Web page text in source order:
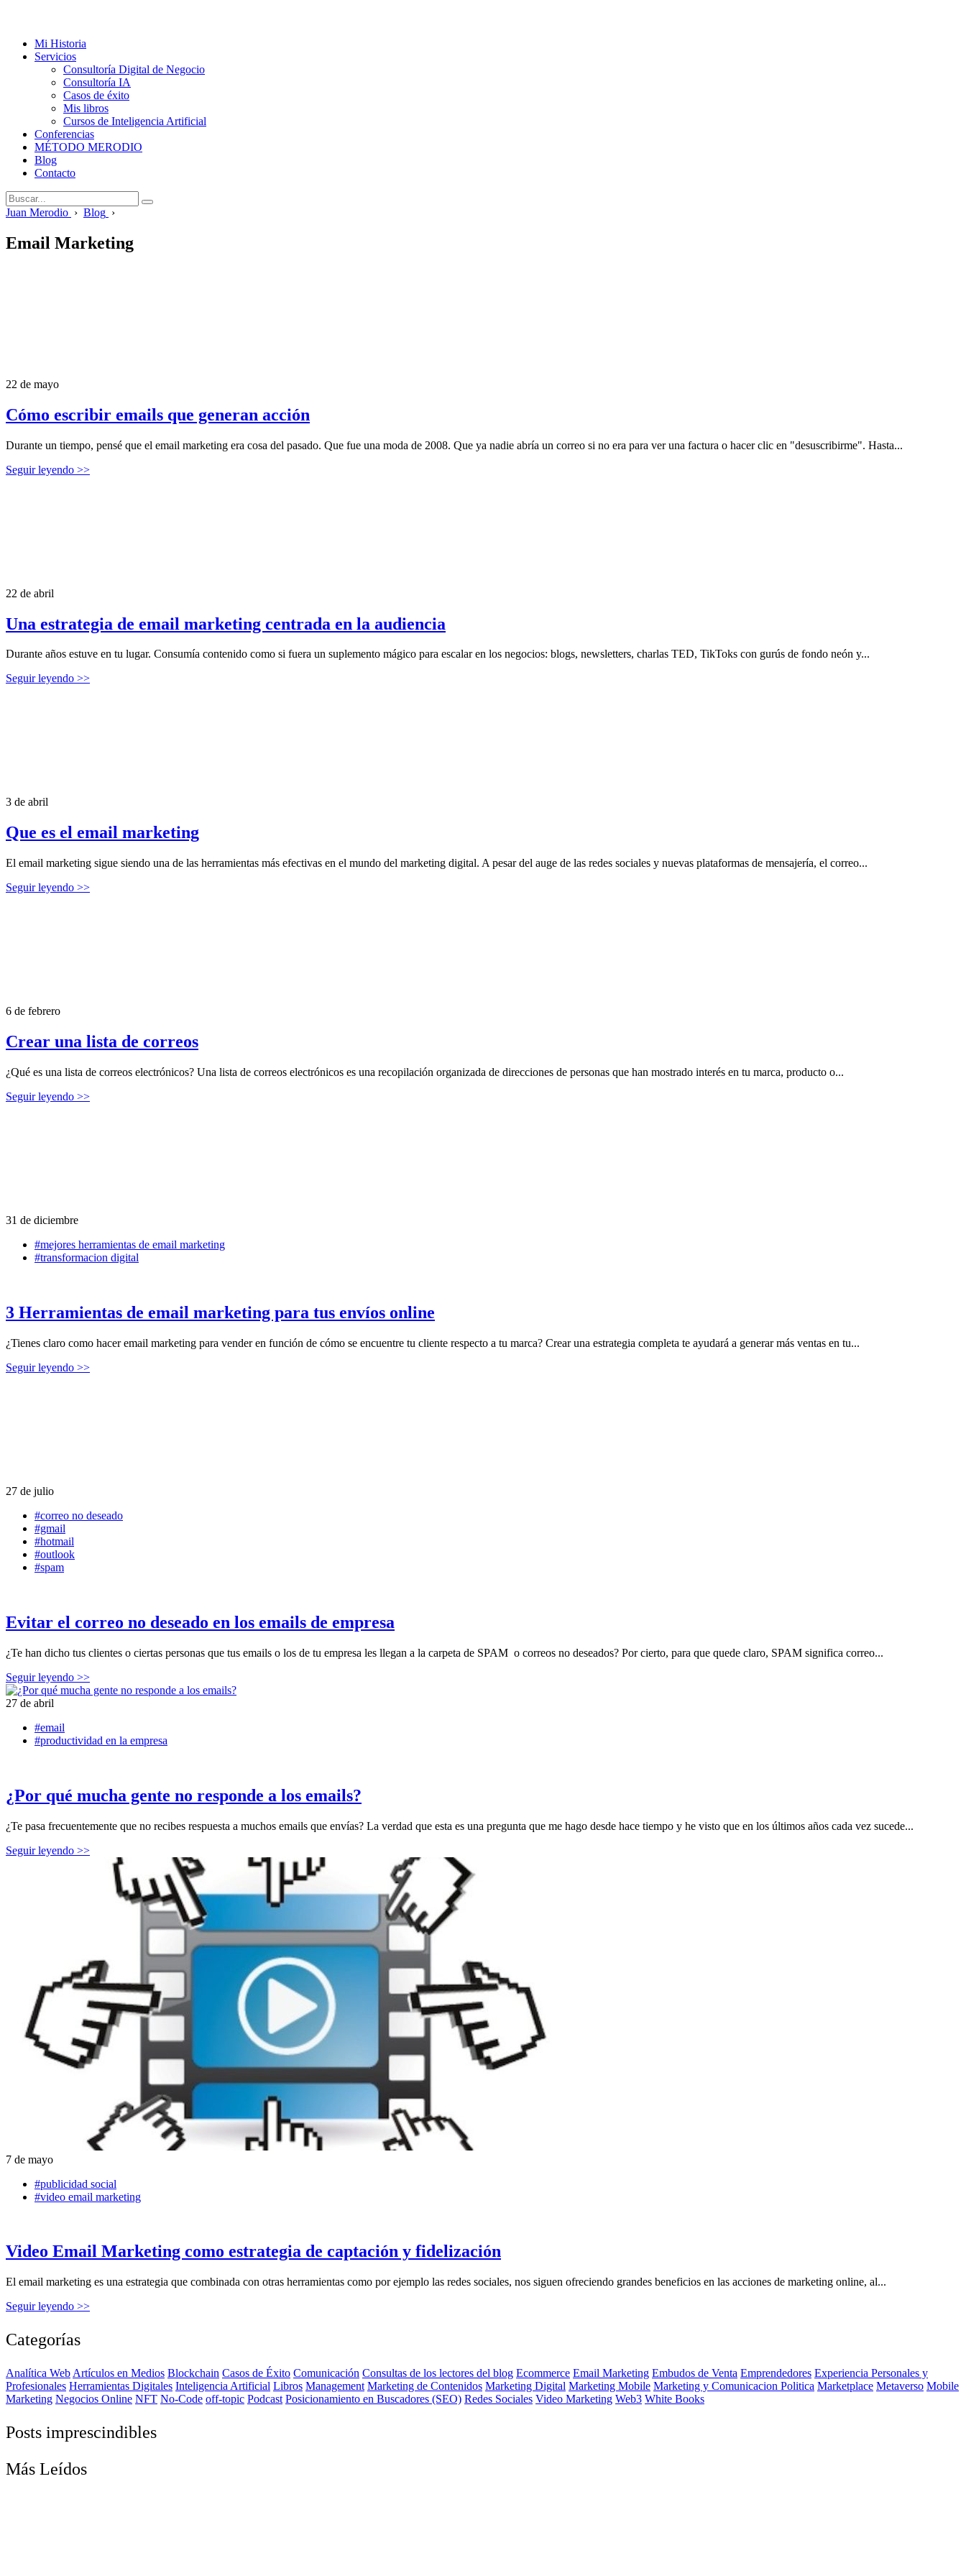
Mi Historia
Servicios
Consultoría Digital de Negocio
Consultoría IA
Casos de éxito
Mis libros
Cursos de Inteligencia Artificial
Conferencias
MÉTODO MERODIO
Blog
Contacto
Juan Merodio › Blog ›
Email Marketing
22 de mayo
Cómo escribir emails que generan acción
Durante un tiempo, pensé que el email marketing era cosa del pasado. Que fue una moda de 2008. Que ya nadie abría un correo si no era para ver una factura o hacer clic en "desuscribirme". Hasta...
Seguir leyendo >>
22 de abril
Una estrategia de email marketing centrada en la audiencia
Durante años estuve en tu lugar. Consumía contenido como si fuera un suplemento mágico para escalar en los negocios: blogs, newsletters, charlas TED, TikToks con gurús de fondo neón y...
Seguir leyendo >>
3 de abril
Que es el email marketing
El email marketing sigue siendo una de las herramientas más efectivas en el mundo del marketing digital. A pesar del auge de las redes sociales y nuevas plataformas de mensajería, el correo...
Seguir leyendo >>
6 de febrero
Crear una lista de correos
¿Qué es una lista de correos electrónicos? Una lista de correos electrónicos es una recopilación organizada de direcciones de personas que han mostrado interés en tu marca, producto o...
Seguir leyendo >>
31 de diciembre
#mejores herramientas de email marketing
#transformacion digital
3 Herramientas de email marketing para tus envíos online
¿Tienes claro como hacer email marketing para vender en función de cómo se encuentre tu cliente respecto a tu marca? Crear una estrategia completa te ayudará a generar más ventas en tu...
Seguir leyendo >>
27 de julio
#correo no deseado
#gmail
#hotmail
#outlook
#spam
Evitar el correo no deseado en los emails de empresa
¿Te han dicho tus clientes o ciertas personas que tus emails o los de tu empresa les llegan a la carpeta de SPAM o correos no deseados? Por cierto, para que quede claro, SPAM significa correo...
Seguir leyendo >>
27 de abril
#email
#productividad en la empresa
¿Por qué mucha gente no responde a los emails?
¿Te pasa frecuentemente que no recibes respuesta a muchos emails que envías? La verdad que esta es una pregunta que me hago desde hace tiempo y he visto que en los últimos años cada vez sucede...
Seguir leyendo >>
7 de mayo
#publicidad social
#video email marketing
Video Email Marketing como estrategia de captación y fidelización
El email marketing es una estrategia que combinada con otras herramientas como por ejemplo las redes sociales, nos siguen ofreciendo grandes beneficios en las acciones de marketing online, al...
Seguir leyendo >>
Categorías
Analítica Web Artículos en Medios Blockchain Casos de Éxito Comunicación Consultas de los lectores del blog Ecommerce Email Marketing Embudos de Venta Emprendedores Experiencia Personales y
Profesionales Herramientas Digitales Inteligencia Artificial Libros Management Marketing de Contenidos Marketing Digital Marketing Mobile Marketing y Comunicacion Politica Marketplace Metaverso Mobile
Marketing Negocios Online NFT No-Code off-topic Podcast Posicionamiento en Buscadores (SEO) Redes Sociales Video Marketing Web3 White Books
Posts imprescindibles
Más Leídos